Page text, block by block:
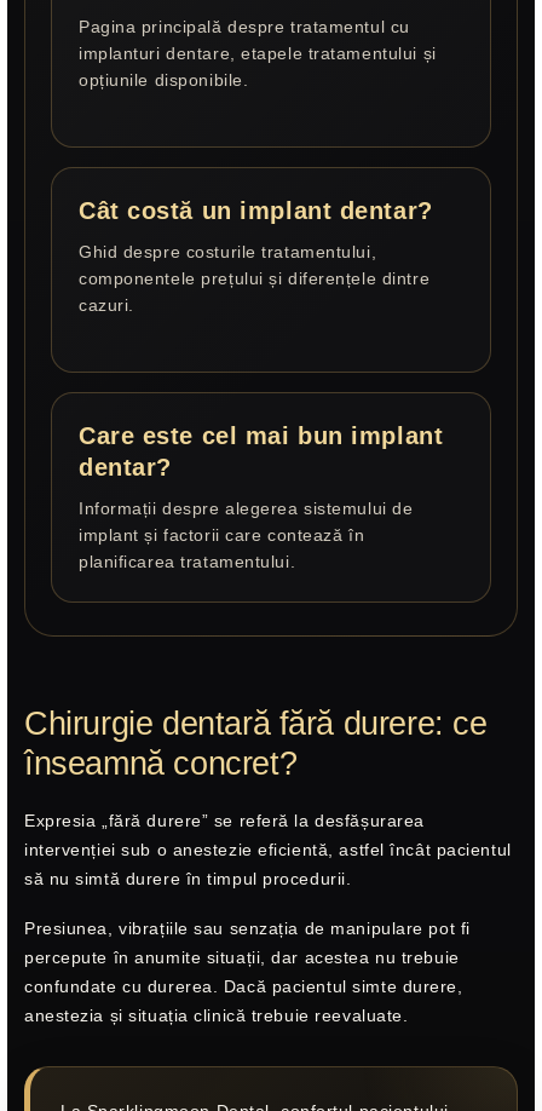
Pagina principală despre tratamentul cu
implanturi dentare, etapele tratamentului și
opțiunile disponibile.
Cât costă un implant dentar?
Ghid despre costurile tratamentului,
componentele prețului și diferențele dintre
cazuri.
Care este cel mai bun implant
dentar?
Informații despre alegerea sistemului de
implant și factorii care contează în
planificarea tratamentului.
Chirurgie dentară fără durere: ce
înseamnă concret?
Expresia „fără durere” se referă la desfășurarea
intervenției sub o anestezie eficientă, astfel încât pacientul
să nu simtă durere în timpul procedurii.
Presiunea, vibrațiile sau senzația de manipulare pot fi
percepute în anumite situații, dar acestea nu trebuie
confundate cu durerea. Dacă pacientul simte durere,
anestezia și situația clinică trebuie reevaluate.